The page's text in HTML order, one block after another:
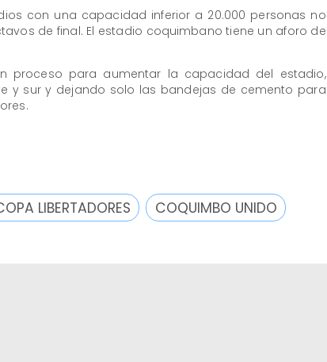
con una capacidad inferior a 20.000 personas no
de final. El estadio coquimbano tiene un aforo de
proceso para aumentar la capacidad del estadio,
y sur y dejando solo las bandejas de cemento para
LIBERTADORES COQUIMBO UNIDO